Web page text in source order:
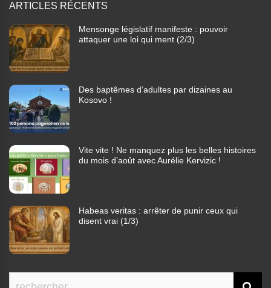
ARTICLES RÉCENTS
Mensonge législatif manifeste : pouvoir
attaquer une loi qui ment (2/3)
Des baptêmes d’adultes par dizaines au
Kosovo !
Vite vite ! Ne manquez plus les belles histoires
du mois d’août avec Aurélie Kervizic !
Habeas veritas : arrêter de punir ceux qui
disent vrai (1/3)